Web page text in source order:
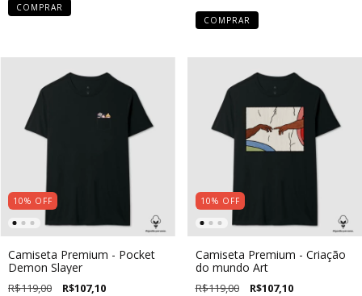
COMPRAR
COMPRAR
10% OFF
Camiseta Premium - Pocket
Demon Slayer
R$119,00 R$107,10
10% OFF
Camiseta Premium - Criação
do mundo Art
R$119,00 R$107,10